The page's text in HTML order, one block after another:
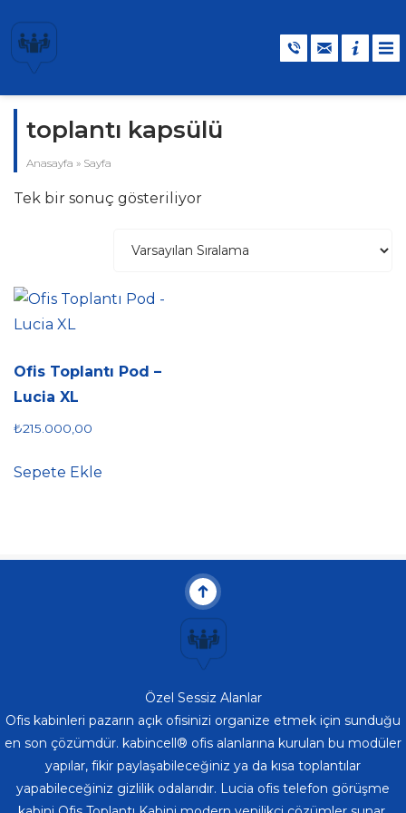
toplantı kapsülü
Anasayfa » Sayfa
Tek bir sonuç gösteriliyor
Ofis Toplantı Pod –
Lucia XL
₺215.000,00
Sepete Ekle
Müşteri Temsilcisi
Özel Sessiz Alanlar
Ofis kabinleri pazarın açık ofisinizi organize etmek için sunduğu
en son çözümdür. kabincell® ofis alanlarına kurulan bu modüler
yapılar, fikir paylaşabileceğiniz ya da kısa toplantılar
yapabileceğiniz gizlilik odalarıdır. Lucia ofis telefon görüşme